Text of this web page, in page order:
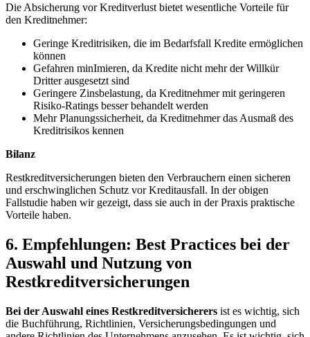
Die ​Absicherung vor Kreditverlust⁤ bietet ‌wesentliche Vorteile für
den Kreditnehmer:
Geringe ‌Kreditrisiken,⁢ die ⁣im Bedarfsfall‌ Kredite ermöglichen
können
Gefahren⁤ minImieren, da Kredite nicht mehr der ⁤Willkür
Dritter ausgesetzt sind
Geringere Zinsbelastung, da⁢ Kreditnehmer mit geringeren
Risiko-Ratings besser ‌behandelt⁢ werden
Mehr Planungssicherheit, da Kreditnehmer das Ausmaß des
⁢Kreditrisikos kennen
Bilanz
Restkreditversicherungen bieten den Verbrauchern einen sicheren
und erschwinglichen Schutz vor Kreditausfall. In der obigen
⁤Fallstudie ⁣haben ⁢wir gezeigt, dass sie ‌auch in ​der Praxis praktische
Vorteile​ haben.
6. Empfehlungen: Best Practices bei ‍der
Auswahl und Nutzung von
Restkreditversicherungen
Bei der‍ Auswahl eines Restkreditversicherers ist es ⁣wichtig, sich
die Buchführung, Richtlinien, Versicherungsbedingungen und